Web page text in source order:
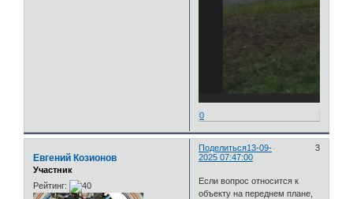
0
Поделиться 3
13-09-
2025 07:47:00
Евгений Козионов
Участник
Рейтинг:
Если вопрос относится к
объекту на переднем плане,